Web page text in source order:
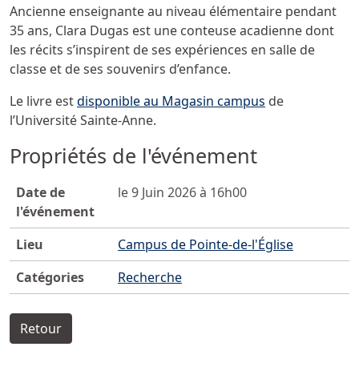
Ancienne enseignante au niveau élémentaire pendant
35 ans, Clara Dugas est une conteuse acadienne dont
les récits s’inspirent de ses expériences en salle de
classe et de ses souvenirs d’enfance.
Le livre estdisponible au Magasin campus de
l’Université Sainte-Anne.
Propriétés de l'événement
Date de
l'événement
le 9 Juin 2026 à 16h00
Lieu
Campus de Pointe-de-l'Église
Catégories
Recherche
Retour